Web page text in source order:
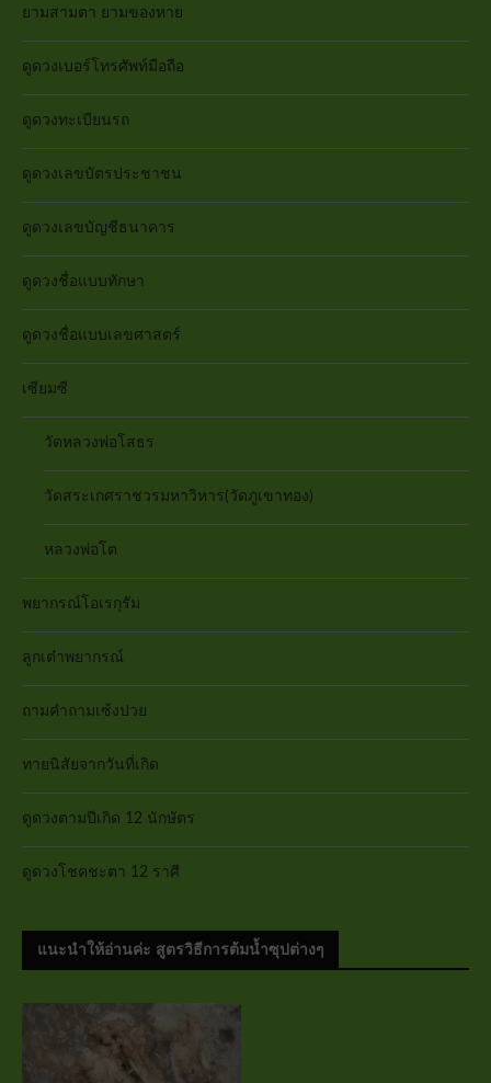
ยามสามตา ยามของหาย
ดูดวงเบอร์โทรศัพท์มือถือ
ดูดวงทะเบียนรถ
ดูดวงเลขบัตรประชาชน
ดูดวงเลขบัญชีธนาคาร
ดูดวงชื่อแบบทักษา
ดูดวงชื่อแบบเลขศาสตร์
เซียมซี
วัดหลวงพ่อโสธร
วัดสระเกศราชวรมหาวิหาร(วัดภูเขาทอง)
หลวงพ่อโต
พยากรณ์โอเรกุรัม
ลูกเต๋าพยากรณ์
ถามคำถามเซ้งปวย
ทายนิสัยจากวันที่เกิด
ดูดวงตามปีเกิด 12 นักษัตร
ดูดวงโชคชะตา 12 ราศี
แนะนำให้อ่านค่ะ สูตรวิธีการต้มน้ำซุปต่างๆ